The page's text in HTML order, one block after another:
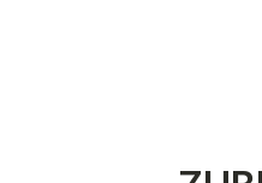
Produktgalerie